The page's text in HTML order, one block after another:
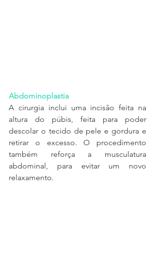
Abdominoplastia
A cirurgia inclui uma incisão feita na
altura do púbis, feita para poder
descolar o tecido de pele e gordura e
retirar o excesso. O procedimento
também reforça a musculatura
abdominal, para evitar um novo
relaxamento.